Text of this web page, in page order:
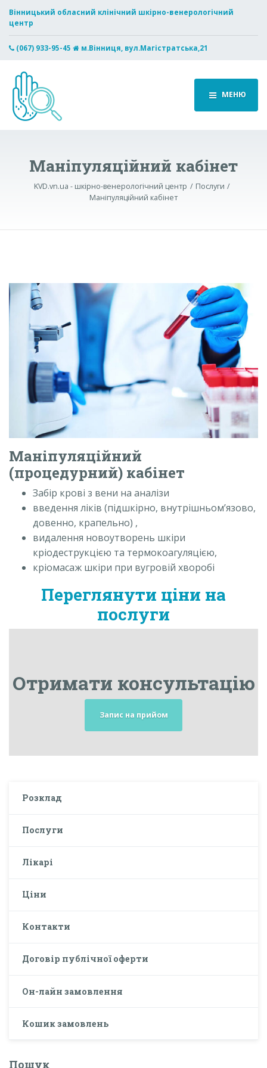
Вінницький обласний клінічний шкірно-венерологічний
центр
(067) 933-95-45 м.Вінниця, вул.Магістратська,21
МЕНЮ
Маніпуляційний кабінет
KVD.vn.ua - шкірно-венерологічний центр
Послуги
Маніпуляційний кабінет
Маніпуляційний
(процедурний) кабінет
Забір крові з вени на аналізи
введення ліків (підшкірно, внутрішньом’язово,
довенно, крапельно) ,
видалення новоутворень шкіри
кріодеструкцією та термокоагуляцією,
кріомасаж шкіри при вугровій хворобі
Переглянути ціни на
послуги
Отримати консультацію
Запис на прийом
Розклад
Послуги
Лікарі
Ціни
Контакти
Договір публічної оферти
Он-лайн замовлення
Кошик замовлень
Пошук